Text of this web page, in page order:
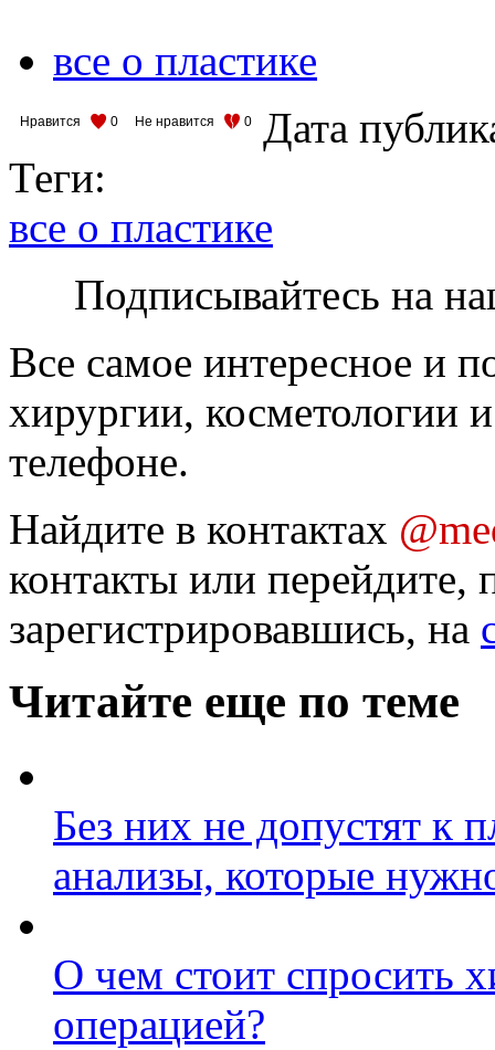
все о пластике
Нравится 0 Не нравится 0
Дата
Теги:
все о пластике
Подписывайтесь на
Все самое интересное и
хирургии, косметологии
телефоне.
Найдите в контактах
контакты или перейдите,
зарегистрировавшись, на
Читайте еще по теме
Без них не допустят к
анализы, которые
О чем стоит спросить
операцией?